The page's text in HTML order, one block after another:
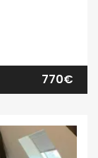
770€